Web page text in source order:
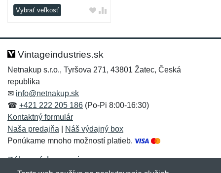
Vybrať veľkosť
Vintageindustries.sk
Netnakup s.r.o., Tyršova 271, 43801 Žatec, Česká
republika
✉ info@netnakup.sk
☎ +421 222 205 186 (Po-Pi 8:00-16:30)
Kontaktný formulár
Naša predajňa
Náš výdajný box
Ponúkame mnoho možností platieb.
Zákaznícky servis